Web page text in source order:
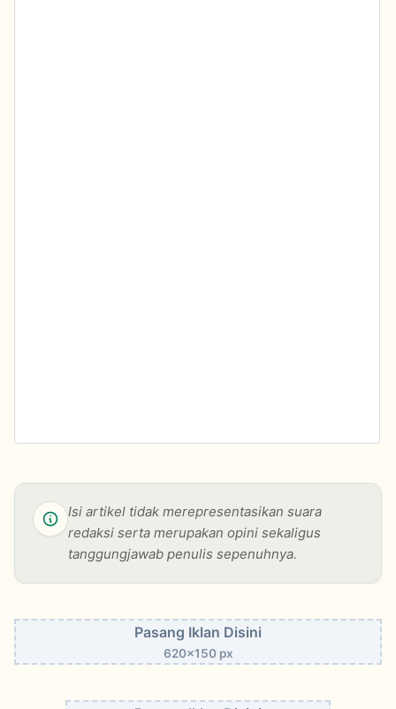
Isi artikel tidak merepresentasikan suara
redaksi serta merupakan opini sekaligus
tanggungjawab penulis sepenuhnya.
Pasang Iklan Disini
620x150 px